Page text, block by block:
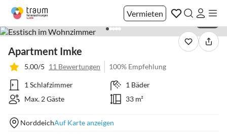
Vermieten
Apartment Imke
5.00/5 11 Bewertungen 100% Empfehlung
1 Schlafzimmer
1 Bäder
Max. 2 Gäste
33 m²
NorddeichAuf Karte anzeigen